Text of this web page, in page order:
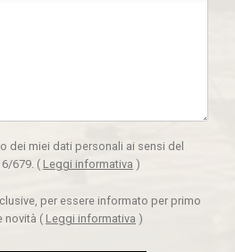
dei miei dati personali ai sensi del
679. ( Leggi informativa )
per essere informato per primo
novità ( Leggi informativa )